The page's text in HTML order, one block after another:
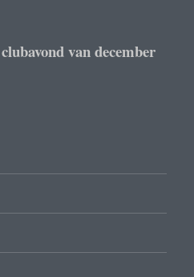
van december